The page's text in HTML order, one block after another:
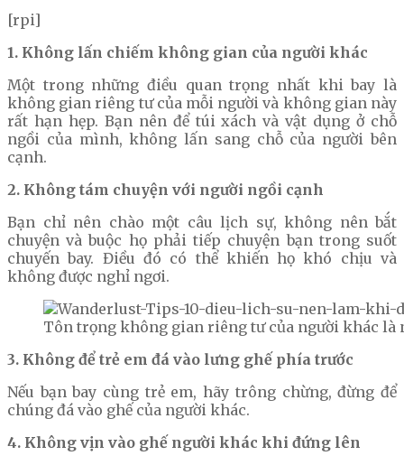
[rpi]
1. Không lấn chiếm không gian của người khác
Một trong những điều quan trọng nhất khi bay là
không gian riêng tư của mỗi người và không gian này
rất hạn hẹp. Bạn nên để túi xách và vật dụng ở chỗ
ngồi của mình, không lấn sang chỗ của người bên
cạnh.
2. Không tám chuyện với người ngồi cạnh
Bạn chỉ nên chào một câu lịch sự, không nên bắt
chuyện và buộc họ phải tiếp chuyện bạn trong suốt
chuyến bay. Điều đó có thể khiến họ khó chịu và
không được nghỉ ngơi.
Tôn trọng không gian riêng tư của người khác là
3. Không để trẻ em đá vào lưng ghế phía trước
Nếu bạn bay cùng trẻ em, hãy trông chừng, đừng để
chúng đá vào ghế của người khác.
4. Không vịn vào ghế người khác khi đứng lên